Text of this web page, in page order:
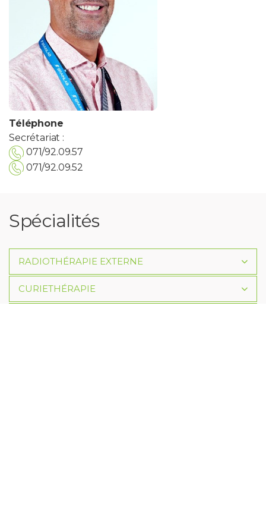
Téléphone
Secrétariat :
071/92.09.57
071/92.09.52
Spécialités
RADIOTHÉRAPIE EXTERNE
CURIETHÉRAPIE